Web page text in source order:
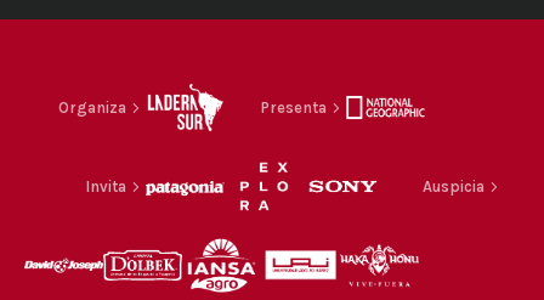
Organiza Presenta
Invita Auspicia